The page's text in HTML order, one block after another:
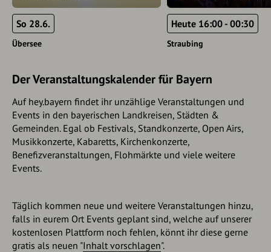
So 28.6.
Übersee
Heute 16:00 - 00:30
Straubing
Der Veranstaltungskalender für Bayern
Auf hey.bayern findet ihr unzählige Veranstaltungen und
Events in den bayerischen Landkreisen, Städten &
Gemeinden. Egal ob Festivals, Standkonzerte, Open Airs,
Musikkonzerte, Kabaretts, Kirchenkonzerte,
Benefizveranstaltungen, Flohmärkte und viele weitere
Events.
Täglich kommen neue und weitere Veranstaltungen hinzu,
falls in eurem Ort Events geplant sind, welche auf unserer
kostenlosen Plattform noch fehlen, könnt ihr diese gerne
gratis als neuen "Inhalt vorschlagen".